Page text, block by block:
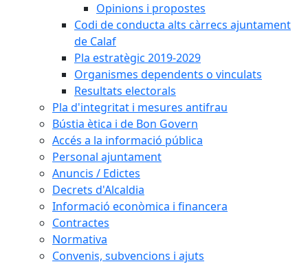
Opinions i propostes
Codi de conducta alts càrrecs ajuntament
de Calaf
Pla estratègic 2019-2029
Organismes dependents o vinculats
Resultats electorals
Pla d'integritat i mesures antifrau
Bústia ètica i de Bon Govern
Accés a la informació pública
Personal ajuntament
Anuncis / Edictes
Decrets d'Alcaldia
Informació econòmica i financera
Contractes
Normativa
Convenis, subvencions i ajuts